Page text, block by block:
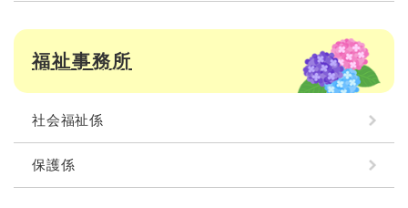
福祉事務所
社会福祉係
保護係